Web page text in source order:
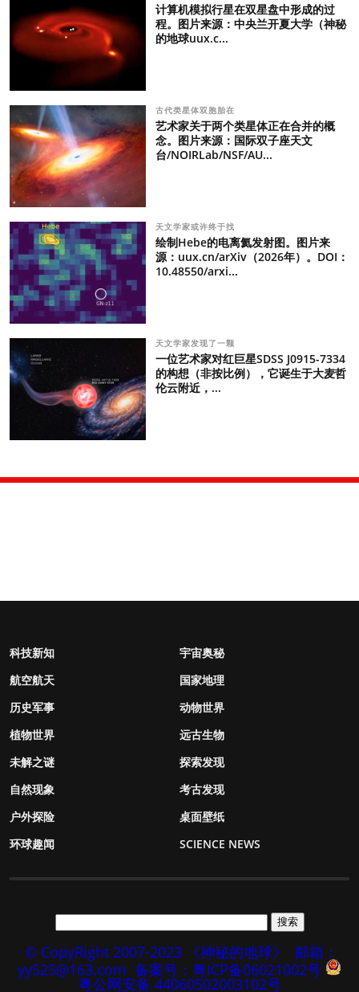
计算机模拟行星在双星盘中形成的过
程。图片来源：中央兰开夏大学（神秘
的地球uux.c...
古代类星体双胞胎在
艺术家关于两个类星体正在合并的概
念。图片来源：国际双子座天文
台/NOIRLab/NSF/AU...
天文学家或许终于找
绘制Hebe的电离氦发射图。图片来
源：uux.cn/arXiv（2026年）。DOI：
10.48550/arxi...
天文学家发现了一颗
一位艺术家对红巨星SDSS J0915-7334
的构想（非按比例），它诞生于大麦哲
伦云附近，...
科技新知
宇宙奥秘
航空航天
国家地理
历史军事
动物世界
植物世界
远古生物
未解之谜
探索发现
自然现象
考古发现
户外探险
桌面壁纸
环球趣闻
SCIENCE NEWS
© CopyRight 2007-2023 《神秘的地球》
邮箱：
yy525@163.com 备案号：粤ICP备06021002号
粤公网安备 44060502003102号